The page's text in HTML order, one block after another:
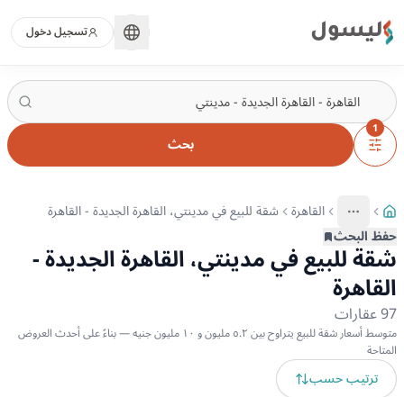
ليسول تسجيل دخول
1
بحث
More
عرض المزيد من المسارات
القاهرة شقة للبيع في مدينتي، القاهرة الجديدة - القاهرة
حفظ البحث
شقة للبيع في مدينتي، القاهرة الجديدة -
القاهرة
97عقارات
متوسط أسعار شقة للبيع يتراوح بين ٥.٢ مليون و ١٠ مليون جنيه — بناءً على أحدث العروض
المتاحة
ترتيب حسب